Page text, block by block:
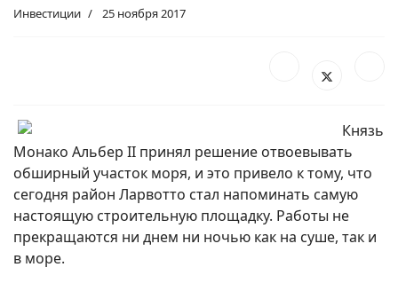
Инвестиции 25 ноября 2017
Князь
Монако Альбер II принял решение отвоевывать
обширный участок моря, и это привело к тому, что
сегодня район Ларвотто стал напоминать самую
настоящую строительную площадку. Работы не
прекращаются ни днем ни ночью как на суше, так и
в море.